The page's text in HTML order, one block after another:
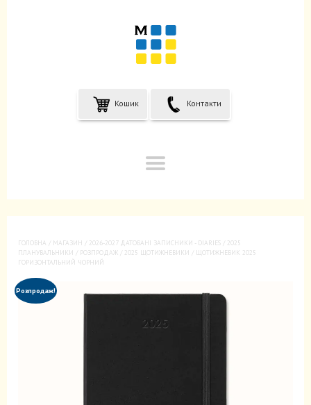
Кошик Контакти
ГОЛОВНА / МАГАЗИН / 2026-2027 ДАТОВАНІ ЗАПИСНИКИ - DIARIES / 2025
ПЛАНУВАЛЬНИКИ / РОЗПРОДАЖ / 2025 ЩОТИЖНЕВИКИ / ЩОТИЖНЕВИК 2025
ГОРИЗОНТАЛЬНИЙ ЧОРНИЙ
Розпродаж!